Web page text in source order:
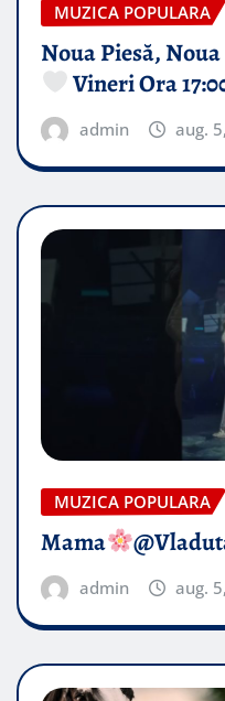
MUZICA POPULARA
Noua Piesă,
Vineri Ora
admin aug.
MUZICA POPULARA
Mama
admin aug.